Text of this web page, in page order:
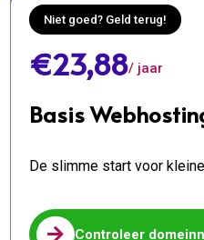
Niet goed? Geld terug!
€23,88/ jaar
Basis
De slimme start voor
 Controleer